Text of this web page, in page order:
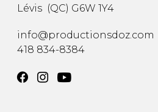
Lévis (QC) G6W 1Y4
info@productionsdoz.com
418 834-8384